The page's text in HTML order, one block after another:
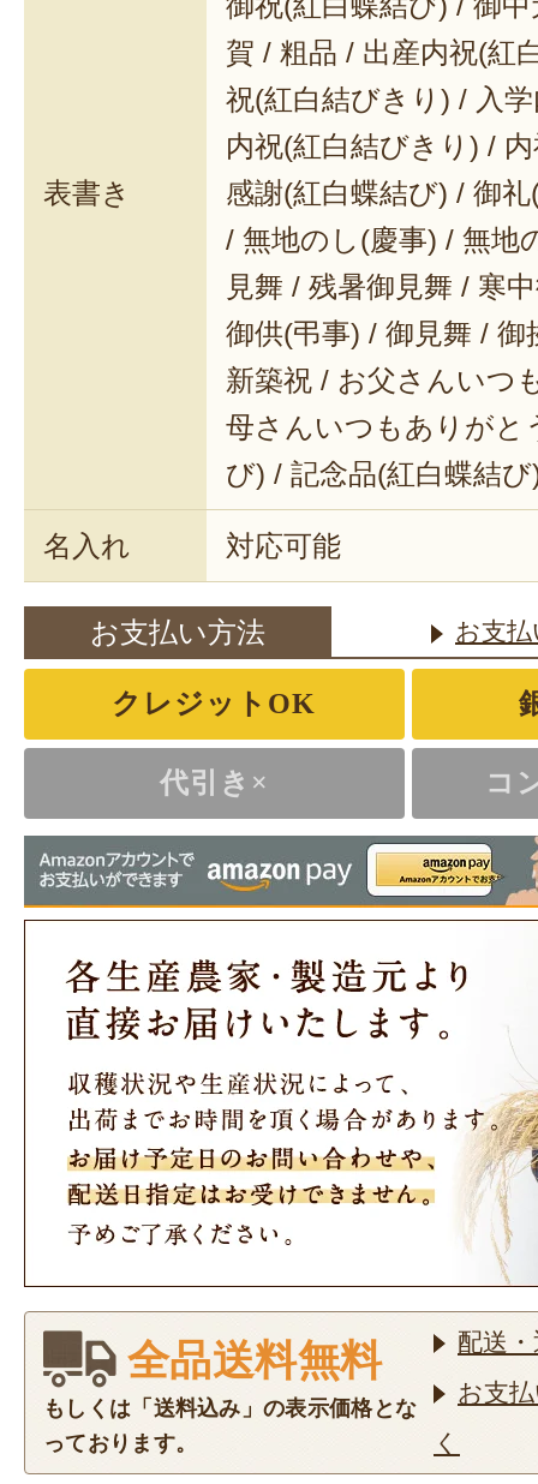
表書き
賀 / 粗品 / 出産内祝(紅
祝(紅白結びきり) / 入
内祝(紅白結びきり) /
感謝(紅白蝶結び) / 御
/ 無地のし(慶事) / 無地
見舞 / 残暑御見舞 / 寒
御供(弔事) / 御見舞 / 御
新築祝 / お父さんいつ
母さんいつもありがと
び) / 記念品(紅白蝶結び
名入れ 対応可能
お支払い方法 お支
クレジットOK
代引き× コ
全品送料無料
もしくは「送料込み」の表示価格とな
っております。
配送
お支
く